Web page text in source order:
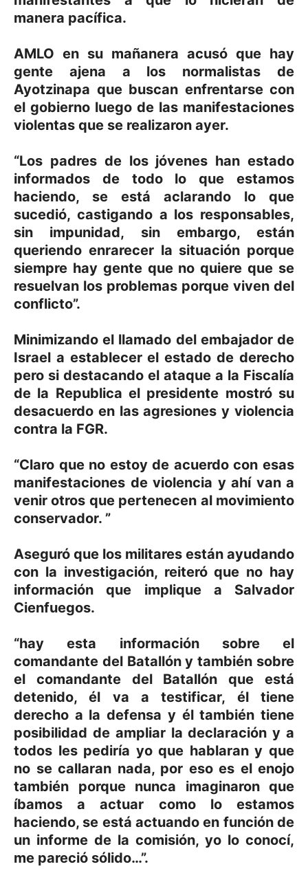
manera pacífica.
AMLO en su mañanera acusó que hay
gente ajena a los normalistas de
Ayotzinapa que buscan enfrentarse con
el gobierno luego de las manifestaciones
violentas que se realizaron ayer.
“Los padres de los jóvenes han estado
informados de todo lo que estamos
haciendo, se está aclarando lo que
sucedió, castigando a los responsables,
sin impunidad, sin embargo, están
queriendo enrarecer la situación porque
siempre hay gente que no quiere que se
resuelvan los problemas porque viven del
conflicto”.
Minimizando el llamado del embajador de
Israel a establecer el estado de derecho
pero si destacando el ataque a la Fiscalía
de la Republica el presidente mostró su
desacuerdo en las agresiones y violencia
contra la FGR.
“Claro que no estoy de acuerdo con esas
manifestaciones de violencia y ahí van a
venir otros que pertenecen al movimiento
conservador. ”
Aseguró que los militares están ayudando
con la investigación, reiteró que no hay
información que implique a Salvador
Cienfuegos.
“hay esta información sobre el
comandante del Batallón y también sobre
el comandante del Batallón que está
detenido, él va a testificar, él tiene
derecho a la defensa y él también tiene
posibilidad de ampliar la declaración y a
todos les pediría yo que hablaran y que
no se callaran nada, por eso es el enojo
también porque nunca imaginaron que
íbamos a actuar como lo estamos
haciendo, se está actuando en función de
un informe de la comisión, yo lo conocí,
me pareció sólido…”.